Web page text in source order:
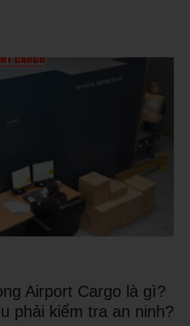
Airport Cargo là gì?
phải kiểm tra an ninh?